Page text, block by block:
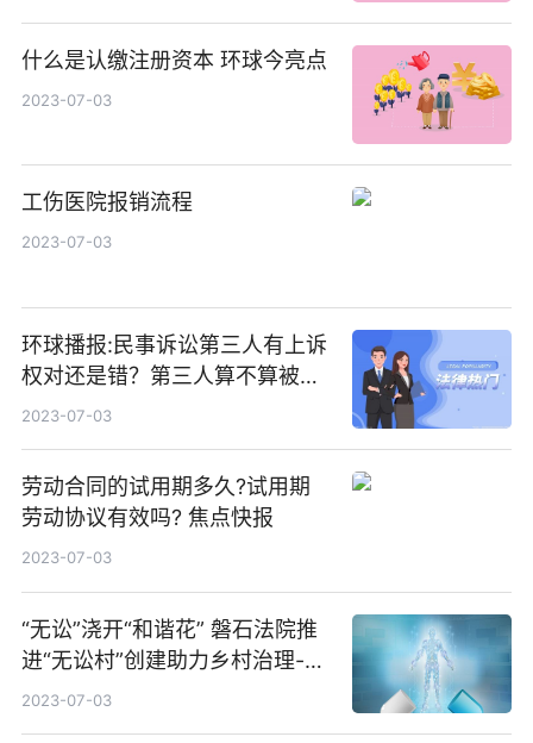
什么是认缴注册资本 环球今亮点
2023-07-03
工伤医院报销流程
2023-07-03
环球播报:民事诉讼第三人有上诉
权对还是错？第三人算不算被
告？
2023-07-03
劳动合同的试用期多久?试用期
劳动协议有效吗? 焦点快报
2023-07-03
“无讼”浇开“和谐花” 磐石法院推
进“无讼村”创建助力乡村治理-环
球短讯
2023-07-03